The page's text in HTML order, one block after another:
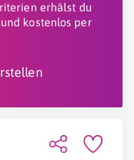
erhälst du
kostenlos per